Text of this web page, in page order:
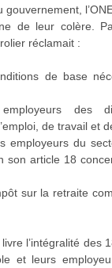
de leur colère.
réclamait :
de base
des
de travail et
employeurs du
son article 18
sur la retraite
l’intégralité des
et leurs